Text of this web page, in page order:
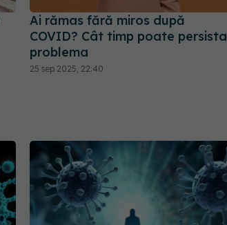
Ai rămas fără miros după
COVID? Cât timp poate persista
problema
25 sep 2025, 22:40